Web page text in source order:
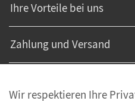
Ihre Vorteile bei uns
Zahlung und Versand
Wir respektieren Ihre